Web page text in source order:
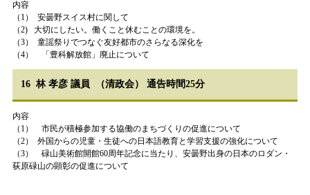
内容
（1） 安曇野スイス村に関して
（2) 大切にしたい。働くこと休むことの環境を。
（3） 童謡祭りでつなぐ友好都市のさらなる深化を
（4） 「豊科解放館」廃止について
16 林 孝彦 議員 （清政会） 通告時間25分
内容
（1） 市民が積極参加する協働のまちづくりの促進について
（2） 外国からの児童・生徒への日本語教育と学習支援の強化について
（3） 碌山美術館開館60周年記念に当たり、安曇野出身の日本のロダン・
荻原碌山の顕彰の促進について